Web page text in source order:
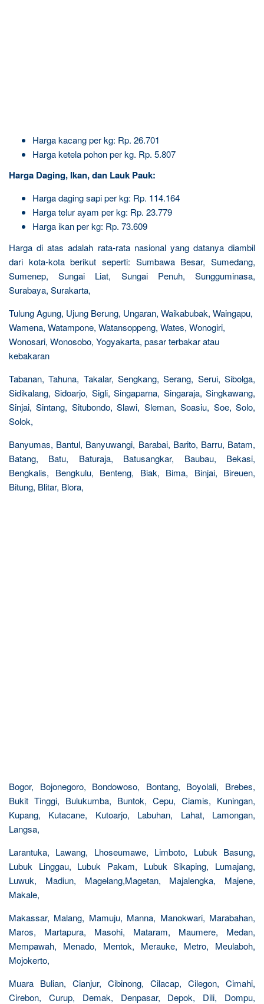
Harga kacang per kg: Rp. 26.701
Harga ketela pohon per kg. Rp. 5.807
Harga Daging, Ikan, dan Lauk Pauk:
Harga daging sapi per kg: Rp. 114.164
Harga telur ayam per kg: Rp. 23.779
Harga ikan per kg: Rp. 73.609
Harga di atas adalah rata-rata nasional yang datanya diambil
dari kota-kota berikut seperti: Sumbawa Besar, Sumedang,
Sumenep, Sungai Liat, Sungai Penuh, Sungguminasa,
Surabaya, Surakarta,
Tulung Agung, Ujung Berung, Ungaran, Waikabubak, Waingapu,
Wamena, Watampone, Watansoppeng, Wates, Wonogiri,
Wonosari, Wonosobo, Yogyakarta, pasar terbakar atau
kebakaran
Tabanan, Tahuna, Takalar, Sengkang, Serang, Serui, Sibolga,
Sidikalang, Sidoarjo, Sigli, Singaparna, Singaraja, Singkawang,
Sinjai, Sintang, Situbondo, Slawi, Sleman, Soasiu, Soe, Solo,
Solok,
Banyumas, Bantul, Banyuwangi, Barabai, Barito, Barru, Batam,
Batang, Batu, Baturaja, Batusangkar, Baubau, Bekasi,
Bengkalis, Bengkulu, Benteng, Biak, Bima, Binjai, Bireuen,
Bitung, Blitar, Blora,
Bogor, Bojonegoro, Bondowoso, Bontang, Boyolali, Brebes,
Bukit Tinggi, Bulukumba, Buntok, Cepu, Ciamis, Kuningan,
Kupang, Kutacane, Kutoarjo, Labuhan, Lahat, Lamongan,
Langsa,
Larantuka, Lawang, Lhoseumawe, Limboto, Lubuk Basung,
Lubuk Linggau, Lubuk Pakam, Lubuk Sikaping, Lumajang,
Luwuk, Madiun, Magelang,Magetan, Majalengka, Majene,
Makale,
Makassar, Malang, Mamuju, Manna, Manokwari, Marabahan,
Maros, Martapura, Masohi, Mataram, Maumere, Medan,
Mempawah, Menado, Mentok, Merauke, Metro, Meulaboh,
Mojokerto,
Muara Bulian, Cianjur, Cibinong, Cilacap, Cilegon, Cimahi,
Cirebon, Curup, Demak, Denpasar, Depok, Dili, Dompu,